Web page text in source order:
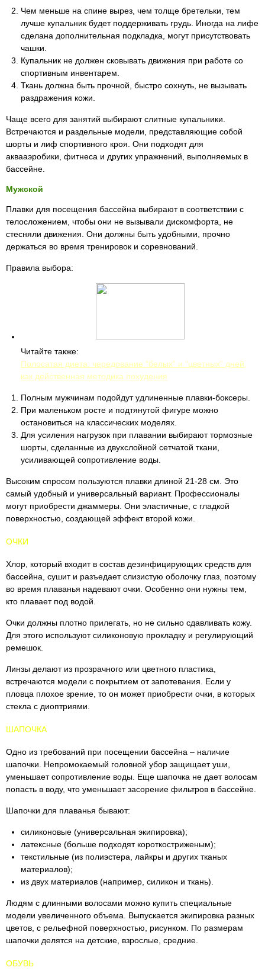
Чем меньше на спине вырез, чем толще бретельки, тем
лучше купальник будет поддерживать грудь. Иногда на лифе
сделана дополнительная подкладка, могут присутствовать
чашки.
Купальник не должен сковывать движения при работе со
спортивным инвентарем.
Ткань должна быть прочной, быстро сохнуть, не вызывать
раздражения кожи.
Чаще всего для занятий выбирают слитные купальники.
Встречаются и раздельные модели, представляющие собой
шорты и лиф спортивного кроя. Они подходят для
аквааэробики, фитнеса и других упражнений, выполняемых в
бассейне.
Мужской
Плавки для посещения бассейна выбирают в соответствии с
телосложением, чтобы они не вызывали дискомфорта, не
стесняли движения. Они должны быть удобными, прочно
держаться во время тренировок и соревнований.
Правила выбора:
Читайте также:
Полосатая диета: чередование “белых” и “цветных” дней,
как действенная методика похудения
Полным мужчинам подойдут удлиненные плавки-боксеры.
При маленьком росте и подтянутой фигуре можно
остановиться на классических моделях.
Для усиления нагрузок при плавании выбирают тормозные
шорты, сделанные из двухслойной сетчатой ткани,
усиливающей сопротивление воды.
Высоким спросом пользуются плавки длиной 21-28 см. Это
самый удобный и универсальный вариант. Профессионалы
могут приобрести джаммеры. Они эластичные, с гладкой
поверхностью, создающей эффект второй кожи.
ОЧКИ
Хлор, который входит в состав дезинфицирующих средств для
бассейна, сушит и разъедает слизистую оболочку глаз, поэтому
во время плаванья надевают очки. Особенно они нужны тем,
кто плавает под водой.
Очки должны плотно прилегать, но не сильно сдавливать кожу.
Для этого используют силиконовую прокладку и регулирующий
ремешок.
Линзы делают из прозрачного или цветного пластика,
встречаются модели с покрытием от запотевания. Если у
пловца плохое зрение, то он может приобрести очки, в которых
стекла с диоптриями.
ШАПОЧКА
Одно из требований при посещении бассейна – наличие
шапочки. Непромокаемый головной убор защищает уши,
уменьшает сопротивление воды. Еще шапочка не дает волосам
попасть в воду, что уменьшает засорение фильтров в бассейне.
Шапочки для плаванья бывают:
силиконовые (универсальная экипировка);
латексные (больше подходят короткостриженым);
текстильные (из полиэстера, лайкры и других тканых
материалов);
из двух материалов (например, силикон и ткань).
Людям с длинными волосами можно купить специальные
модели увеличенного объема. Выпускается экипировка разных
цветов, с рельефной поверхностью, рисунком. По размерам
шапочки делятся на детские, взрослые, средние.
ОБУВЬ